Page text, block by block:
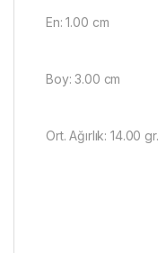
En: 1.00 cm
Boy: 3.00 cm
Ort. Ağırlık: 14.00 gr.